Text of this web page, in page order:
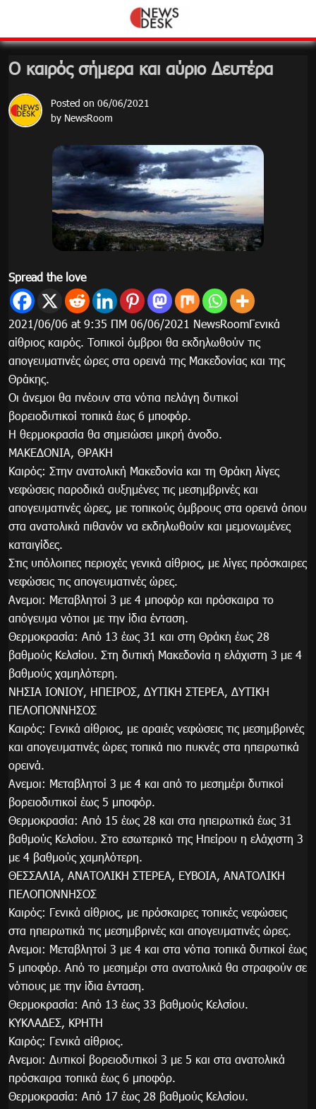
content
Ο καιρός σήμερα και αύριο Δευτέρα
Posted on 06/06/2021
by NewsRoom
Spread the love
2021/06/06 at 9:35 ΠΜ 06/06/2021 NewsRoomΓενικά
αίθριος καιρός. Τοπικοί όμβροι θα εκδηλωθούν τις
απογευματινές ώρες στα ορεινά της Μακεδονίας και της
Θράκης.
Οι άνεμοι θα πνέουν στα νότια πελάγη δυτικοί
βορειοδυτικοί τοπικά έως 6 μποφόρ.
Η θερμοκρασία θα σημειώσει μικρή άνοδο.
ΜΑΚΕΔΟΝΙΑ, ΘΡΑΚΗ
Καιρός: Στην ανατολική Μακεδονία και τη Θράκη λίγες
νεφώσεις παροδικά αυξημένες τις μεσημβρινές και
απογευματινές ώρες, με τοπικούς όμβρους στα ορεινά όπου
στα ανατολικά πιθανόν να εκδηλωθούν και μεμονωμένες
καταιγίδες.
Στις υπόλοιπες περιοχές γενικά αίθριος, με λίγες πρόσκαιρες
νεφώσεις τις απογευματινές ώρες.
Ανεμοι: Μεταβλητοί 3 με 4 μποφόρ και πρόσκαιρα το
απόγευμα νότιοι με την ίδια ένταση.
Θερμοκρασία: Από 13 έως 31 και στη Θράκη έως 28
βαθμούς Κελσίου. Στη δυτική Μακεδονία η ελάχιστη 3 με 4
βαθμούς χαμηλότερη.
ΝΗΣΙΑ ΙΟΝΙΟΥ, ΗΠΕΙΡΟΣ, ΔΥΤΙΚΗ ΣΤΕΡΕΑ, ΔΥΤΙΚΗ
ΠΕΛΟΠΟΝΝΗΣΟΣ
Καιρός: Γενικά αίθριος, με αραιές νεφώσεις τις μεσημβρινές
και απογευματινές ώρες τοπικά πιο πυκνές στα ηπειρωτικά
ορεινά.
Ανεμοι: Μεταβλητοί 3 με 4 και από το μεσημέρι δυτικοί
βορειοδυτικοί έως 5 μποφόρ.
Θερμοκρασία: Από 15 έως 28 και στα ηπειρωτικά έως 31
βαθμούς Κελσίου. Στο εσωτερικό της Ηπείρου η ελάχιστη 3
με 4 βαθμούς χαμηλότερη.
ΘΕΣΣΑΛΙΑ, ΑΝΑΤΟΛΙΚΗ ΣΤΕΡΕΑ, ΕΥΒΟΙΑ, ΑΝΑΤΟΛΙΚΗ
ΠΕΛΟΠΟΝΝΗΣΟΣ
Καιρός: Γενικά αίθριος, με πρόσκαιρες τοπικές νεφώσεις
στα ηπειρωτικά τις μεσημβρινές και απογευματινές ώρες.
Ανεμοι: Μεταβλητοί 3 με 4 και στα νότια τοπικά δυτικοί έως
5 μποφόρ. Από το μεσημέρι στα ανατολικά θα στραφούν σε
νότιους με την ίδια ένταση.
Θερμοκρασία: Από 13 έως 33 βαθμούς Κελσίου.
ΚΥΚΛΑΔΕΣ, ΚΡΗΤΗ
Καιρός: Γενικά αίθριος.
Ανεμοι: Δυτικοί βορειοδυτικοί 3 με 5 και στα ανατολικά
πρόσκαιρα τοπικά έως 6 μποφόρ.
Θερμοκρασία: Από 17 έως 28 βαθμούς Κελσίου.